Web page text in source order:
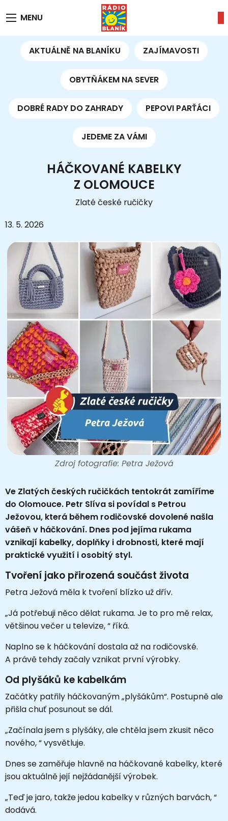
MENU
AKTUÁLNĚ NA BLANÍKU ZAJÍMAVOSTI
OBYTŇÁKEM NA SEVER
DOBRÉ RADY DO ZAHRADY PEPOVI PARŤÁCI
JEDEME ZA VÁMI
HÁČKOVANÉ KABELKY
Z OLOMOUCE
Zlaté české ručičky
13. 5. 2026
Zdroj fotografie: Petra Ježová
Ve Zlatých českých ručičkách tentokrát zamíříme
do Olomouce. Petr Slíva si povídal s Petrou
Ježovou, která během rodičovské dovolené našla
vášeň v háčkování. Dnes pod jejíma rukama
vznikají kabelky, doplňky i drobnosti, které mají
praktické využití i osobitý styl.
Tvoření jako přirozená součást života
Petra Ježová měla k tvoření blízko už dřív.
„Já potřebuji něco dělat rukama. Je to pro mě relax,
většinou večer u televize, “ říká.
Naplno se k háčkování dostala až na rodičovské.
A právě tehdy začaly vznikat první výrobky.
Od plyšáků ke kabelkám
Začátky patřily háčkovaným „plyšákům“. Postupně ale
přišla chuť posunout se dál.
„Začínala jsem s plyšáky, ale chtěla jsem zkusit něco
nového, “ vysvětluje.
Dnes se zaměřuje hlavně na háčkované kabelky, které
jsou aktuálně její nejžádanější výrobek.
„Teď je jaro, takže jedou kabelky v různých barvách, “
dodává.